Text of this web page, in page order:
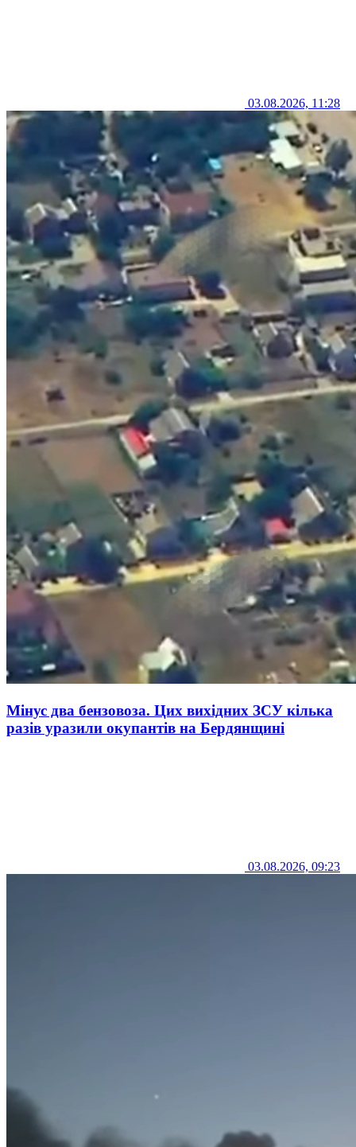
03.08.2026, 11:28
Мінус два бензовоза. Цих вихідних ЗСУ кілька
разів уразили окупантів на Бердянщині
03.08.2026, 09:23